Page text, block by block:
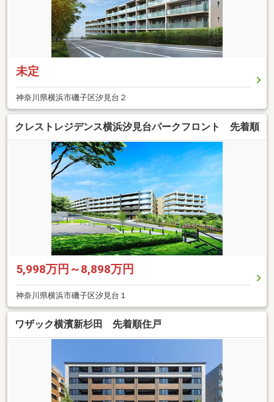
未定
神奈川県横浜市磯子区汐見台２
クレストレジデンス横浜汐見台パークフロント 先着順
5,998万円～8,898万円
神奈川県横浜市磯子区汐見台１
ワザック横濱新杉田 先着順住戸